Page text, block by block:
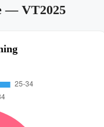
— VT2025